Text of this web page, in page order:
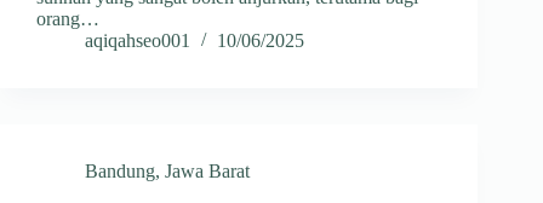
orang…
aqiqahseo001
10/06/2025
Bandung, Jawa Barat